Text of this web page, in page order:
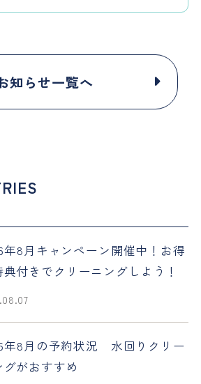
知らせ一覧へ
年8月キャンペーン開催中！お得
典付きでクリーニングしよう！
年8月の予約状況 水回りクリー
グがおすすめ